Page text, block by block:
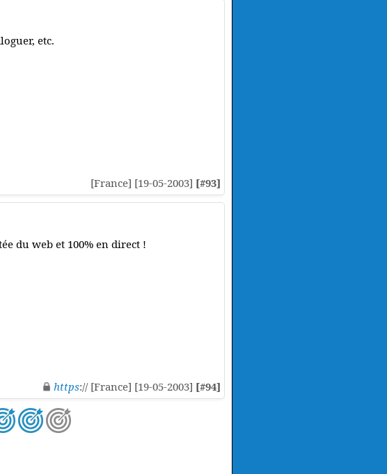
etc.
[France] [19-05-2003] [#93]
du web et 100% en direct !
https:// [France] [19-05-2003] [#94]